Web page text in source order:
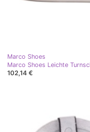
Marco Shoes
Marco Shoes Leichte
102,14 €